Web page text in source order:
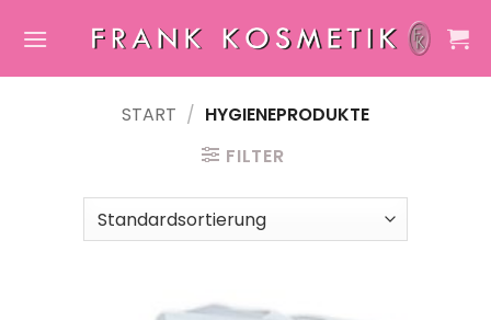
Inhalt
START / HYGIENEPRODUKTE
FILTER